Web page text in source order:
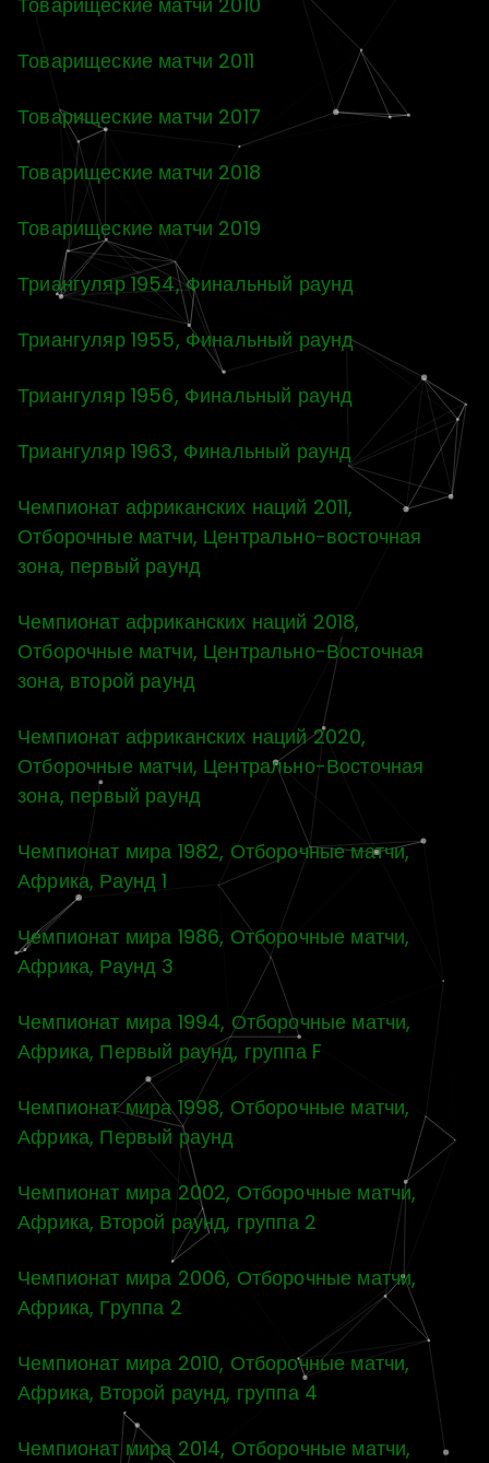
Товарищеские матчи 2011
Товарищеские матчи 2017
Товарищеские матчи 2018
Товарищеские матчи 2019
Триангуляр 1954, Финальный раунд
Триангуляр 1955, Финальный раунд
Триангуляр 1956, Финальный раунд
Триангуляр 1963, Финальный раунд
Чемпионат африканских наций 2011,
Отборочные матчи, Центрально-восточная
зона, первый раунд
Чемпионат африканских наций 2018,
Отборочные матчи, Центрально-Восточная
зона, второй раунд
Чемпионат африканских наций 2020,
Отборочные матчи, Центрально-Восточная
зона, первый раунд
Чемпионат мира 1982, Отборочные матчи,
Африка, Раунд 1
Чемпионат мира 1986, Отборочные матчи,
Африка, Раунд 3
Чемпионат мира 1994, Отборочные матчи,
Африка, Первый раунд, группа F
Чемпионат мира 1998, Отборочные матчи,
Африка, Первый раунд
Чемпионат мира 2002, Отборочные матчи,
Африка, Второй раунд, группа 2
Чемпионат мира 2006, Отборочные матчи,
Африка, Группа 2
Чемпионат мира 2010, Отборочные матчи,
Африка, Второй раунд, группа 4
Чемпионат мира 2014, Отборочные матчи,